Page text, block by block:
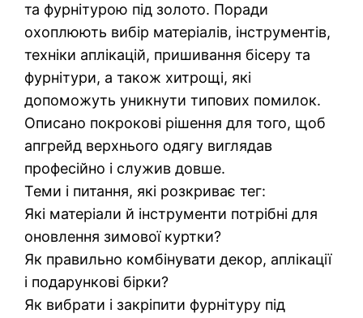
та фурнітурою під золото. Поради
охоплюють вибір матеріалів, інструментів,
техніки аплікацій, пришивання бісеру та
фурнітури, а також хитрощі, які
допоможуть уникнути типових помилок.
Описано покрокові рішення для того, щоб
апгрейд верхнього одягу виглядав
професійно і служив довше.
Теми і питання, які розкриває тег:
Які матеріали й інструменти потрібні для
оновлення зимової куртки?
Як правильно комбінувати декор, аплікації
і подарункові бірки?
Як вибрати і закріпити фурнітуру під